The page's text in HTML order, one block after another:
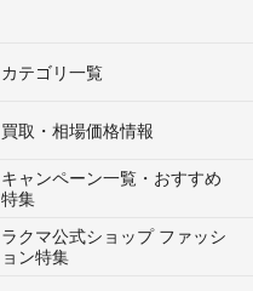
カテゴリ一覧
買取・相場価格情報
キャンペーン一覧・おすすめ
特集
ラクマ公式ショップ ファッシ
ョン特集